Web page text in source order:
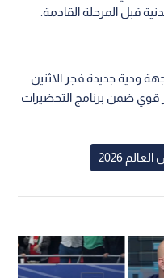
قبل المرحلة القادمة.
ودية جديدة فجر الاثنين
قوي ضمن برنامج التحضيرات
2026